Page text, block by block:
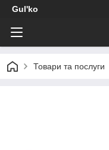
Gul'ko
Товари та послуги